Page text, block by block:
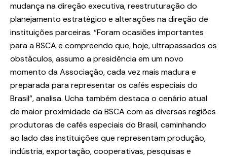
mudança na direção executiva, reestruturação do
planejamento estratégico e alterações na direção de
instituições parceiras. “Foram ocasiões importantes
para a BSCA e compreendo que, hoje, ultrapassados os
obstáculos, assumo a presidência em um novo
momento da Associação, cada vez mais madura e
preparada para representar os cafés especiais do
Brasil”, analisa. Ucha também destaca o cenário atual
de maior proximidade da BSCA com as diversas regiões
produtoras de cafés especiais do Brasil, caminhando
ao lado das instituições que representam produção,
indústria, exportação, cooperativas, pesquisas e